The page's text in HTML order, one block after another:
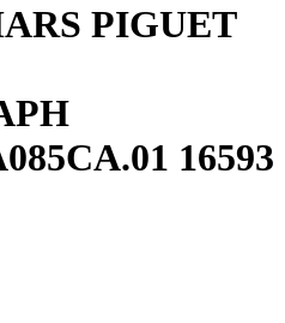
PIGUET
16593